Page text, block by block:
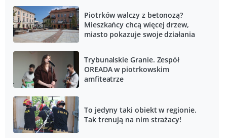
Piotrków walczy z betonozą?
Mieszkańcy chcą więcej drzew,
miasto pokazuje swoje działania
Trybunalskie Granie. Zespół
OREADA w piotrkowskim
amfiteatrze
To jedyny taki obiekt w regionie.
Tak trenują na nim strażacy!